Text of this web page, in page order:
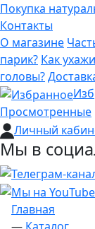
Покупка
Контакты
О магазине
парик? Как
головы?
Просмотренные
Личный
Мы в
Главная